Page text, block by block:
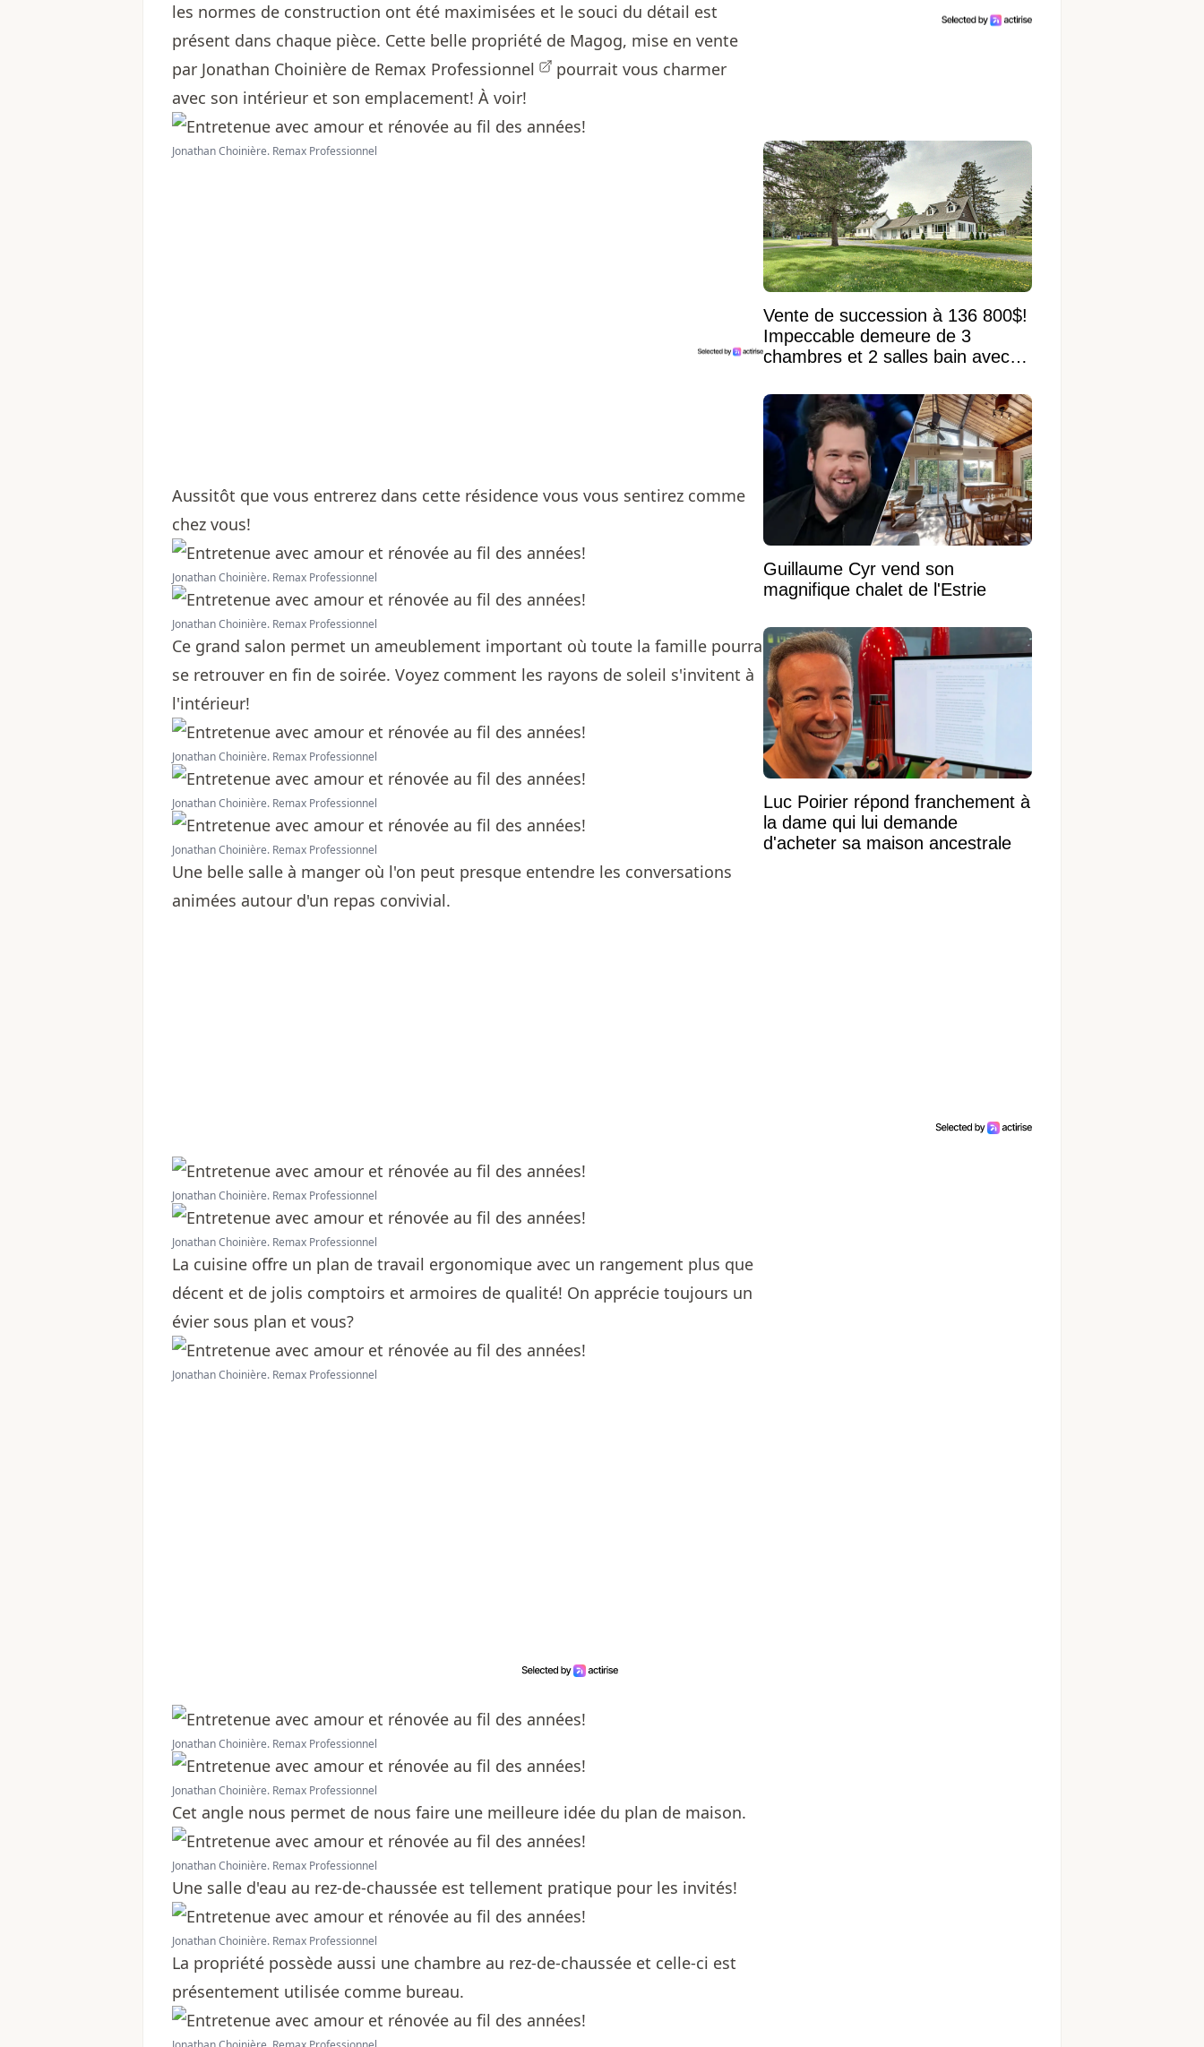
les normes de construction ont été maximisées et le souci du détail est
présent dans chaque pièce. Cette belle propriété de Magog, mise en vente
par Jonathan Choinière de Remax Professionnel
pourrait vous charmer
avec son intérieur et son emplacement! À voir!
Jonathan Choinière. Remax Professionnel
Aussitôt que vous entrerez dans cette résidence vous vous sentirez comme
chez vous!
Jonathan Choinière. Remax Professionnel
Jonathan Choinière. Remax Professionnel
Ce grand salon permet un ameublement important où toute la famille pourra
se retrouver en fin de soirée. Voyez comment les rayons de soleil s'invitent à
l'intérieur!
Jonathan Choinière. Remax Professionnel
Jonathan Choinière. Remax Professionnel
Jonathan Choinière. Remax Professionnel
Une belle salle à manger où l'on peut presque entendre les conversations
animées autour d'un repas convivial.
Jonathan Choinière. Remax Professionnel
Jonathan Choinière. Remax Professionnel
La cuisine offre un plan de travail ergonomique avec un rangement plus que
décent et de jolis comptoirs et armoires de qualité! On apprécie toujours un
évier sous plan et vous?
Jonathan Choinière. Remax Professionnel
Jonathan Choinière. Remax Professionnel
Jonathan Choinière. Remax Professionnel
Cet angle nous permet de nous faire une meilleure idée du plan de maison.
Jonathan Choinière. Remax Professionnel
Une salle d'eau au rez-de-chaussée est tellement pratique pour les invités!
Jonathan Choinière. Remax Professionnel
La propriété possède aussi une chambre au rez-de-chaussée et celle-ci est
présentement utilisée comme bureau.
Vente de succession à 136 800$!
Impeccable demeure de 3
chambres et 2 salles bain avec
Guillaume Cyr vend son
magnifique chalet de l'Estrie
Luc Poirier répond franchement à
la dame qui lui demande
d'acheter sa maison ancestrale